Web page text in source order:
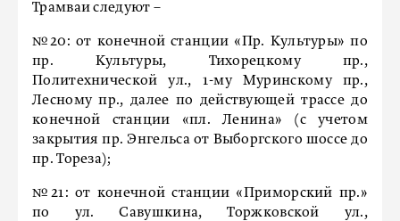
Трамваи следуют –
№20: от конечной станции «Пр. Культуры» по
пр. Культуры, Тихорецкому пр.,
Политехнической ул., 1-му Муринскому пр.,
Лесному пр., далее по действующей трассе до
конечной станции «пл. Ленина» (с учетом
закрытия пр. Энгельса от Выборгского шоссе до
пр. Тореза);
№21: от конечной станции «Приморский пр.»
по ул. Савушкина, Торжковской ул.,